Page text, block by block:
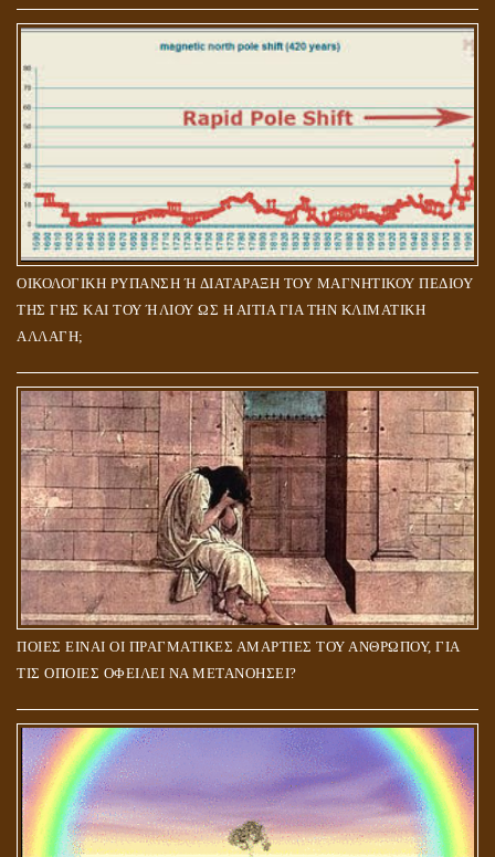
ΟΙΚΟΛΟΓΙΚΗ ΡΥΠΑΝΣΗ Ή ΔΙΑΤΑΡΑΞΗ ΤΟΥ ΜΑΓΝΗΤΙΚΟΥ ΠΕΔΙΟΥ
ΤΗΣ ΓΗΣ ΚΑΙ ΤΟΥ ΉΛΙΟΥ ΩΣ Η ΑΙΤΙΑ ΓΙΑ ΤΗΝ ΚΛΙΜΑΤΙΚΗ
ΑΛΛΑΓΗ;
ΠΟΙΕΣ ΕΙΝΑΙ ΟΙ ΠΡΑΓΜΑΤΙΚΕΣ ΑΜΑΡΤΙΕΣ ΤΟΥ ΑΝΘΡΩΠΟΥ, ΓΙΑ
ΤΙΣ ΟΠΟΙΕΣ ΟΦΕΙΛΕΙ ΝΑ ΜΕΤΑΝΟΗΣΕΙ?